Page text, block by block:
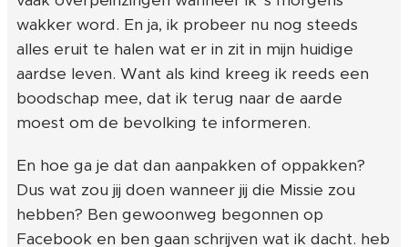
wakker word. En ja, ik probeer nu nog steeds
alles eruit te halen wat er in zit in mijn huidige
aardse leven. Want als kind kreeg ik reeds een
boodschap mee, dat ik terug naar de aarde
moest om de bevolking te informeren.
En hoe ga je dat dan aanpakken of oppakken?
Dus wat zou jij doen wanneer jij die Missie zou
hebben? Ben gewoonweg begonnen op
Facebook en ben gaan schrijven wat ik dacht. heb